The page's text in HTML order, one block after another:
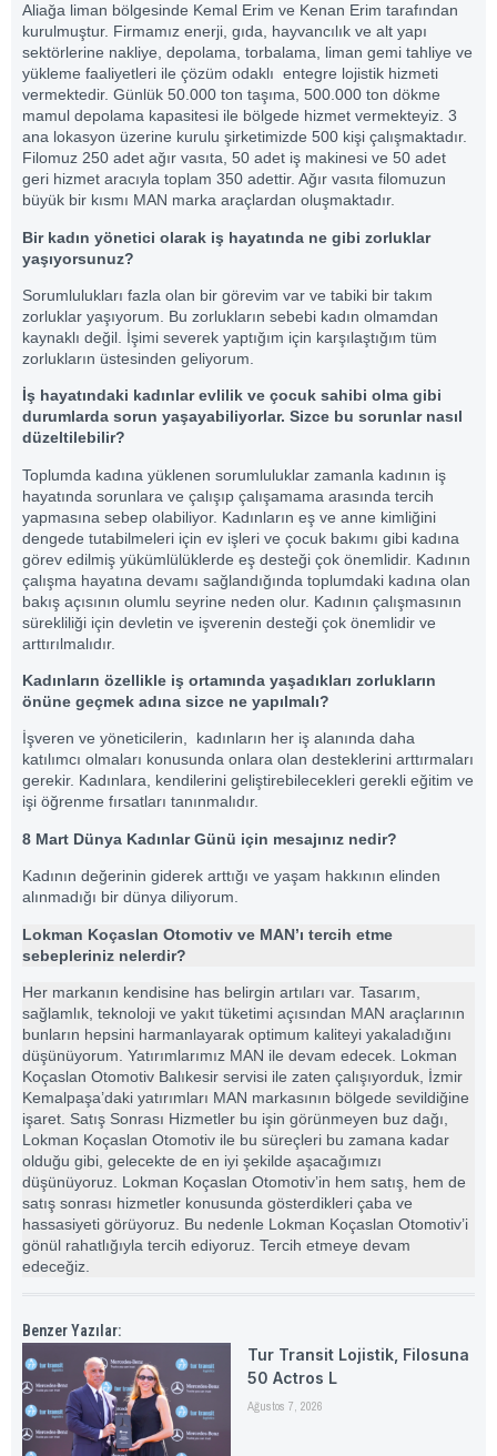
Aliağa liman bölgesinde Kemal Erim ve Kenan Erim tarafından
kurulmuştur. Firmamız enerji, gıda, hayvancılık ve alt yapı
sektörlerine nakliye, depolama, torbalama, liman gemi tahliye ve
yükleme faaliyetleri ile çözüm odaklı entegre lojistik hizmeti
vermektedir. Günlük 50.000 ton taşıma, 500.000 ton dökme
mamul depolama kapasitesi ile bölgede hizmet vermekteyiz. 3
ana lokasyon üzerine kurulu şirketimizde 500 kişi çalışmaktadır.
Filomuz 250 adet ağır vasıta, 50 adet iş makinesi ve 50 adet
geri hizmet aracıyla toplam 350 adettir. Ağır vasıta filomuzun
büyük bir kısmı MAN marka araçlardan oluşmaktadır.
Bir kadın yönetici olarak iş hayatında ne gibi zorluklar
yaşıyorsunuz?
Sorumlulukları fazla olan bir görevim var ve tabiki bir takım
zorluklar yaşıyorum. Bu zorlukların sebebi kadın olmamdan
kaynaklı değil. İşimi severek yaptığım için karşılaştığım tüm
zorlukların üstesinden geliyorum.
İş hayatındaki kadınlar evlilik ve çocuk sahibi olma gibi
durumlarda sorun yaşayabiliyorlar. Sizce bu sorunlar nasıl
düzeltilebilir?
Toplumda kadına yüklenen sorumluluklar zamanla kadının iş
hayatında sorunlara ve çalışıp çalışamama arasında tercih
yapmasına sebep olabiliyor. Kadınların eş ve anne kimliğini
dengede tutabilmeleri için ev işleri ve çocuk bakımı gibi kadına
görev edilmiş yükümlülüklerde eş desteği çok önemlidir. Kadının
çalışma hayatına devamı sağlandığında toplumdaki kadına olan
bakış açısının olumlu seyrine neden olur. Kadının çalışmasının
sürekliliği için devletin ve işverenin desteği çok önemlidir ve
arttırılmalıdır.
Kadınların özellikle iş ortamında yaşadıkları zorlukların
önüne geçmek adına sizce ne yapılmalı?
İşveren ve yöneticilerin, kadınların her iş alanında daha
katılımcı olmaları konusunda onlara olan desteklerini arttırmaları
gerekir. Kadınlara, kendilerini geliştirebilecekleri gerekli eğitim ve
işi öğrenme fırsatları tanınmalıdır.
8 Mart Dünya Kadınlar Günü için mesajınız nedir?
Kadının değerinin giderek arttığı ve yaşam hakkının elinden
alınmadığı bir dünya diliyorum.
Lokman Koçaslan Otomotiv ve MAN’ı tercih etme
sebepleriniz nelerdir?
Her markanın kendisine has belirgin artıları var. Tasarım,
sağlamlık, teknoloji ve yakıt tüketimi açısından MAN araçlarının
bunların hepsini harmanlayarak optimum kaliteyi yakaladığını
düşünüyorum. Yatırımlarımız MAN ile devam edecek. Lokman
Koçaslan Otomotiv Balıkesir servisi ile zaten çalışıyorduk, İzmir
Kemalpaşa’daki yatırımları MAN markasının bölgede sevildiğine
işaret. Satış Sonrası Hizmetler bu işin görünmeyen buz dağı,
Lokman Koçaslan Otomotiv ile bu süreçleri bu zamana kadar
olduğu gibi, gelecekte de en iyi şekilde aşacağımızı
düşünüyoruz. Lokman Koçaslan Otomotiv’in hem satış, hem de
satış sonrası hizmetler konusunda gösterdikleri çaba ve
hassasiyeti görüyoruz. Bu nedenle Lokman Koçaslan Otomotiv’i
gönül rahatlığıyla tercih ediyoruz. Tercih etmeye devam
edeceğiz.
Benzer Yazılar:
Tur Transit Lojistik, Filosuna
50 Actros L
Ağustos 7, 2026